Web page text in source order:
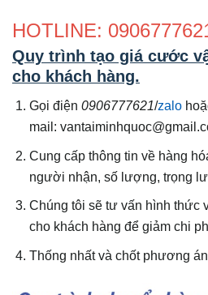
HOTLINE:
Quy trình tạo giá cước
cho khách hàng.
Gọi điện0906777621/zalo
mail:
Cung cấp thông tin về hàng
người nhận, số lượng, trọng
Chúng tôi sẽ tư vấn hình thức
cho khách hàng để giảm chi
Thống nhất và chốt phương